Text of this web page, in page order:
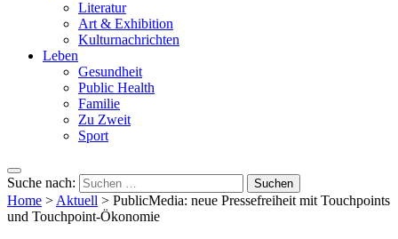
Literatur
Art & Exhibition
Kulturnachrichten
Leben
Gesundheit
Public Health
Familie
Zu Zweit
Sport
Suche nach:
Home >Aktuell > PublicMedia: neue Pressefreiheit mit Touchpoints
und Touchpoint-Ökonomie